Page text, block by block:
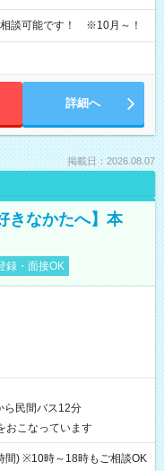
談可能です！ ※10月～！
詳細へ
掲載日：2026.08.07
きなかたへ】本
録・面接OK
ら民間バス12分
おこなっています
) ※10時～18時もご相談OK